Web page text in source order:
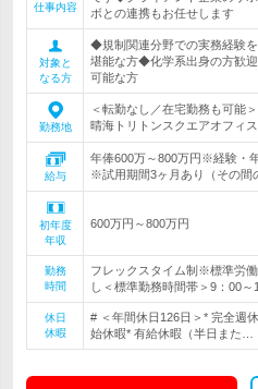
仕事内容
ボとの連携もお任せします
対象と
なる方
◆規制関連分野での実務経験
堪能な方◆化学系出身の方歓
可能な方
勤務地
＜転勤なし／在宅勤務も可能
晴海トリトンスクエアオフィ
給与
年俸600万～800万円※経験・
※試用期間3ヶ月あり（その間
初年度
年収
600万円～800万円
勤務
時間
フレックスタイム制※標準労
し＜標準勤務時間帯＞9：00～
休日
休暇
# ＜年間休日126日＞* 完全週
始休暇* 有給休暇（半日また…